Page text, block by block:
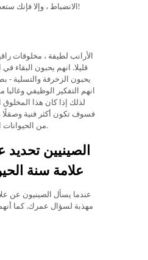
الانضباط ، وإلا فإنك ستعطي الموقد والمنزل بعيدًا!
الأرانب لطيفة ، مخلوقات
قليلا. انهم يحبون البقاء
يحبون الزخرفة والتسلية -
انهم التفكير الوظيفي
لذلك إذا كان هذا
فسوف تكون أكثر فنية وصقلًا
من الحيوانات الأخرى في البروج الصينية.
الصينيين
علامة سنة
عندما يسأل الصينيون عن
مهذبة لسؤال عمرك. كما